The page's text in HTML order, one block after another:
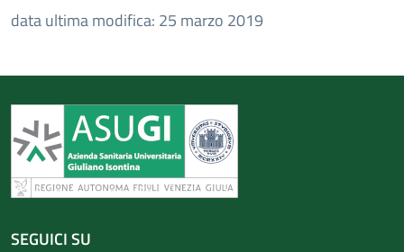
data ultima modifica: 25 marzo 2019
SEGUICI SU